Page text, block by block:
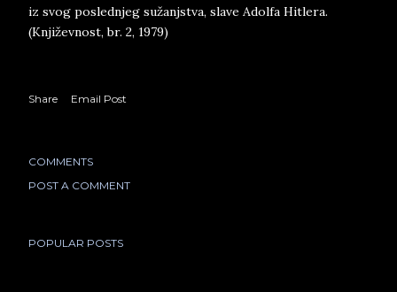
iz svog poslednjeg sužanjstva, slave Adolfa Hitlera.
(Književnost, br. 2, 1979)
Share Email Post
COMMENTS
POST A COMMENT
POPULAR POSTS